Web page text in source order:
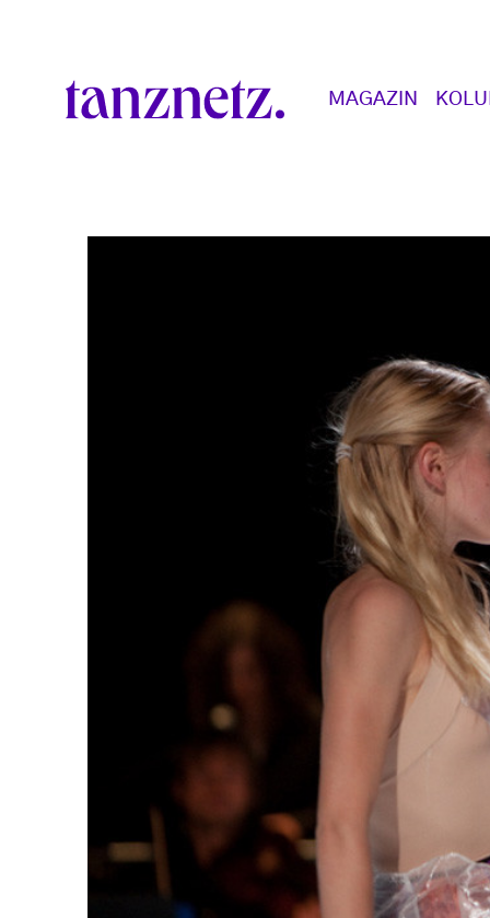
Main navigation
MAGAZIN